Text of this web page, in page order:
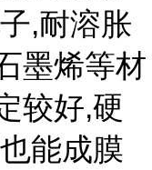
,耐溶胀
墨烯等材
较好,硬
能成膜